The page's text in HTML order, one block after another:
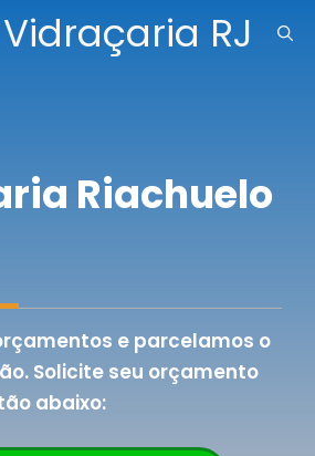
RJ
Riachuelo
e parcelamos o
Solicite seu orçamento
abaixo: